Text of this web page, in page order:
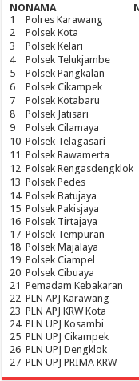
NONAMA
1
Polres Karawang
2
Polsek Kota
3
Polsek Kelari
4
Polsek Telukjambe
5
Polsek Pangkalan
6
Polsek Cikampek
7
Polsek Kotabaru
8
Polsek Jatisari
9
Polsek Cilamaya
10 Polsek Telagasari
11 Polsek Rawamerta
12 Polsek Rengasdengklok
13 Polsek Pedes
14 Polsek Batujaya
15 Polsek Pakisjaya
16 Polsek Tirtajaya
17 Polsek Tempuran
18 Polsek Majalaya
19 Polsek Ciampel
20 Polsek Cibuaya
21 Pemadam Kebakaran
22 PLN APJ Karawang
23 PLN APJ KRW Kota
24 PLN UPJ Kosambi
25 PLN UPJ Cikampek
26 PLN UPJ Dengklok
27 PLN UPJ PRIMA KRW